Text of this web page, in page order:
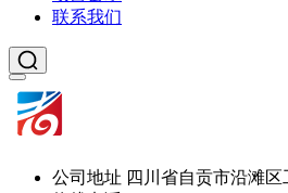
联系我们
公司地址 四川省自贡市沿滩